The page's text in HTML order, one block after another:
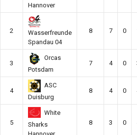
Hannover
2
Wasserfreunde
Spandau 04
8 7 0
3
Orcas
Potsdam
7 4 0
4
ASC
Duisburg
8 4 0
5
White
Sharks
8 3 0